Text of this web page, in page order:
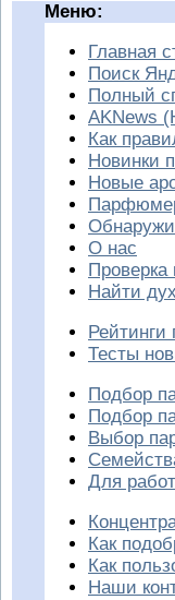
Меню:
Главная
Поиск
Полный
AKNews
Как
Новинки
Новые
О нас
Проверка
Найти
Тесты
Подбор
Подбор
Выбор
Для
Как
Как
Наши